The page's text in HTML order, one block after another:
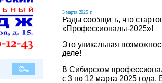
3 марта 2025 г.
Рады сообщить, что
«Профессионалы-2025»!
Это уникальная
деле!
В Сибирском
с 3 по 12 марта 2025